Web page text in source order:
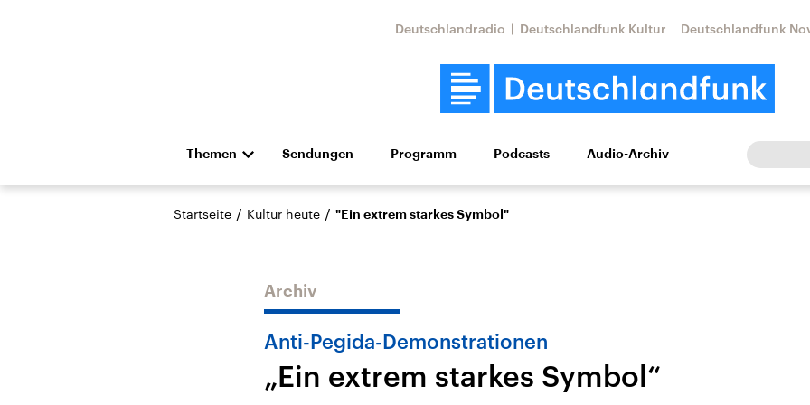
Deutschlandradio Deutschlandfunk Kultur Deutschlandfunk
Themen
Die Nachrichten Politik Wirtschaft Wissen Kultur Europa
Hörspiel und Feature Musik
Landtagswahl Sachsen-
Anhalt 2026
USA
Nahostkonflikt
Aktuelle Lage und
Sendungen Programm Podcasts Audio-Archiv
Startseite / Kultur heute / "Ein extrem starkes Symbol"
Archiv
Anti-Pegida-Demonstrationen
„Ein extrem starkes Symbol“